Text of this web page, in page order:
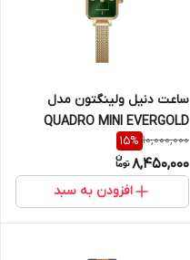
ساعت دنیل ولینگتون مدل
QUADRO MINI EVERGOLD
EMERALD طلایی
10,000,000
15%
8,450,000
افزودن به سبد